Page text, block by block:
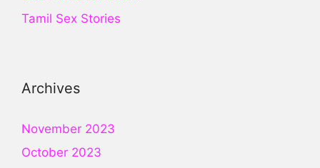
Tamil Sex Stories
Archives
November 2023
October 2023